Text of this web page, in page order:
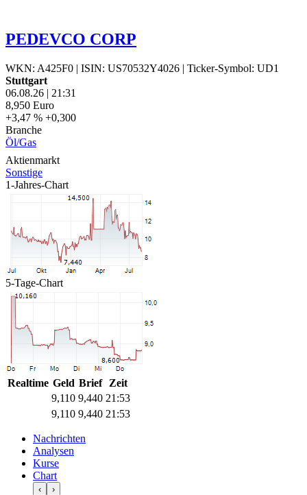
PEDEVCO CORP
WKN: A425F0 | ISIN: US70532Y4026 | Ticker-Symbol: UD1
Stuttgart
06.08.26 | 21:31
8,950 Euro
+3,47 % +0,300
Branche
Öl/Gas
Aktienmarkt
Sonstige
1-Jahres-Chart
5-Tage-Chart
Realtime Geld Brief
Zeit
9,110 9,440 21:53
9,110 9,440 21:53
Nachrichten
Analysen
Kurse
Chart
‹ ›